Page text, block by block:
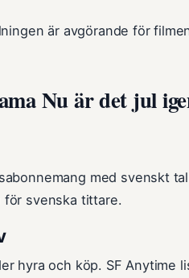
är avgörande för
Nu är det jul
med svenskt
svenska tittare.
hyra och köp. SF Anytime